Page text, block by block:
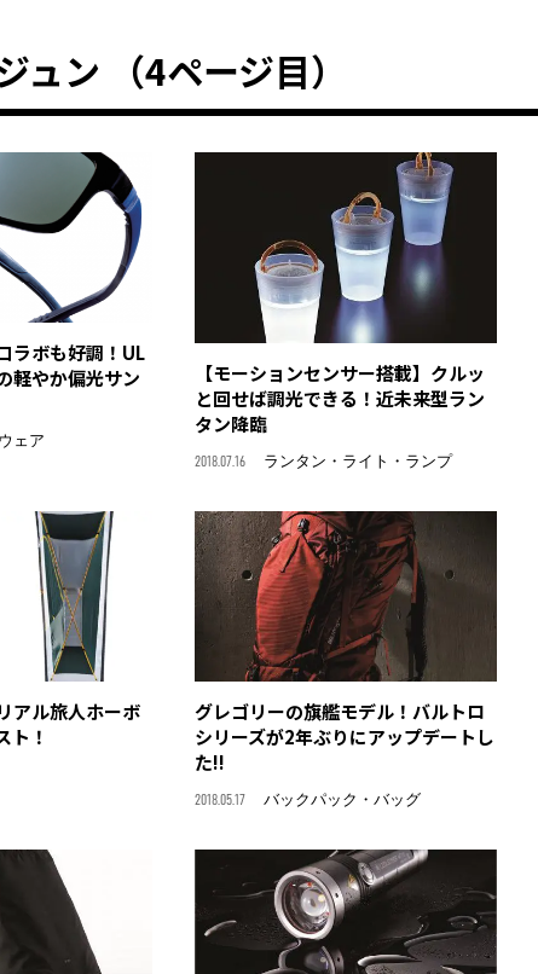
ュン （4ページ目）
ラボも好調！UL
軽やか偏光サン
ェア
【モーションセンサー搭載】クルッ
と回せば調光できる！近未来型ラン
タン降臨
2018.07.16 ランタン・ライト・ランプ
アル旅人ホーボ
ト！
グレゴリーの旗艦モデル！バルトロ
シリーズが2年ぶりにアップデートし
た!!
2018.05.17 バックパック・バッグ